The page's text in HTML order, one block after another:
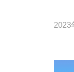
2023